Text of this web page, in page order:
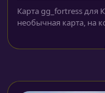
Карта gg_fortress для
необычная карта, на